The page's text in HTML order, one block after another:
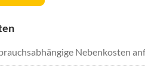
Nebenkosten